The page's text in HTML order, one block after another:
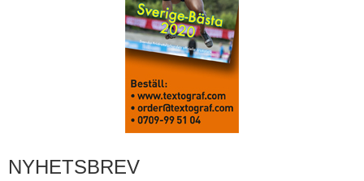
NYHETSBREV